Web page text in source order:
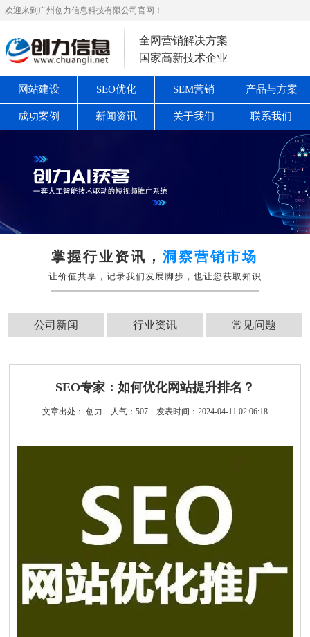
欢迎来到广州创力信息科技有限公司官网！
全网营销解决方案
国家高新技术企业
网站建设 SEO优化 SEM营销 产品与方案
成功案例 新闻资讯 关于我们 联系我们
掌握行业资讯，洞察营销市场
让价值共享，记录我们发展脚步，也让您获取知识
公司新闻 行业资讯 常见问题
SEO专家：如何优化网站提升排名？
文章出处： 创力 人气： 507 发表时间：2024-04-11 02:06:18